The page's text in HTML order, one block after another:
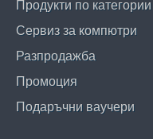
Продукти по категории
Сервиз за компютри
Разпродажба
Промоция
Подаръчни ваучери